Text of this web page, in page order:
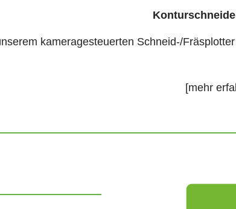
kameragesteuerten Schneid-/
[mehr